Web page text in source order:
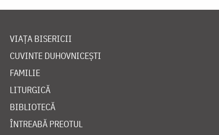
VIAȚA BISERICII
CUVINTE DUHOVNICEȘTI
FAMILIE
LITURGICĂ
BIBLIOTECĂ
ÎNTREABĂ PREOTUL